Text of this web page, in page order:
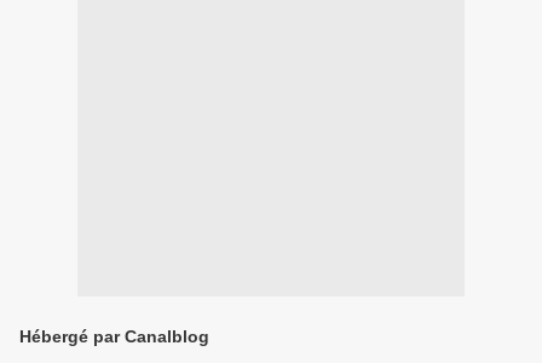
Hébergé par Canalblog